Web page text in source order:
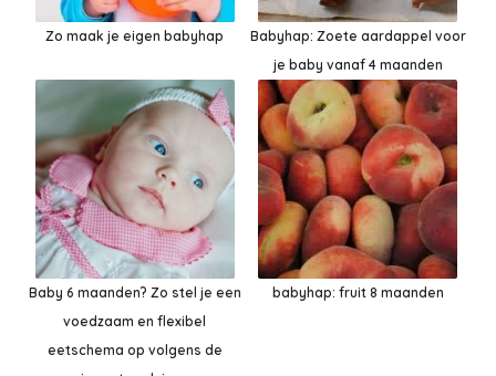
Zo maak je eigen babyhap
Babyhap: Zoete aardappel voor
je baby vanaf 4 maanden
Baby 6 maanden? Zo stel je een
voedzaam en flexibel
eetschema op volgens de
babyhap: fruit 8 maanden